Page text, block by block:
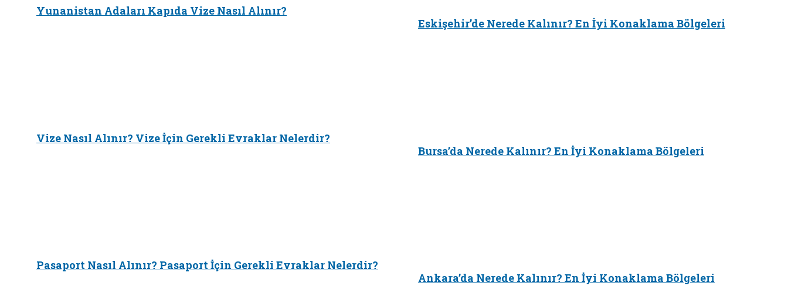
Yunanistan Adaları Kapıda Vize Nasıl Alınır?
Vize Nasıl Alınır? Vize İçin Gerekli Evraklar Nelerdir?
Pasaport Nasıl Alınır? Pasaport İçin Gerekli Evraklar Nelerdir?
Eskişehir’de Nerede Kalınır? En İyi Konaklama Bölgeleri
Bursa’da Nerede Kalınır? En İyi Konaklama Bölgeleri
Ankara’da Nerede Kalınır? En İyi Konaklama Bölgeleri